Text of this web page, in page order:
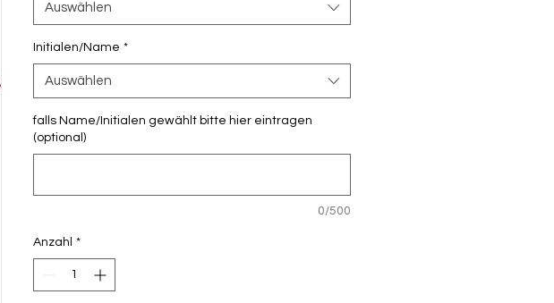
Auswählen
Initialen/Name *
Auswählen
falls Name/Initialen gewählt bitte hier eintragen
(optional)
0/500
Anzahl *